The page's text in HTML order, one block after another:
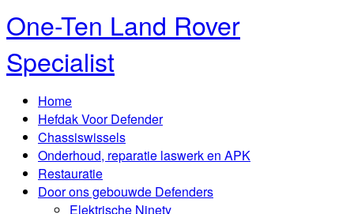
One-Ten Land Rover
Specialist
Home
Hefdak Voor Defender
Chassiswissels
Onderhoud, reparatie laswerk en APK
Restauratie
Door ons gebouwde Defenders
Elektrische Ninety